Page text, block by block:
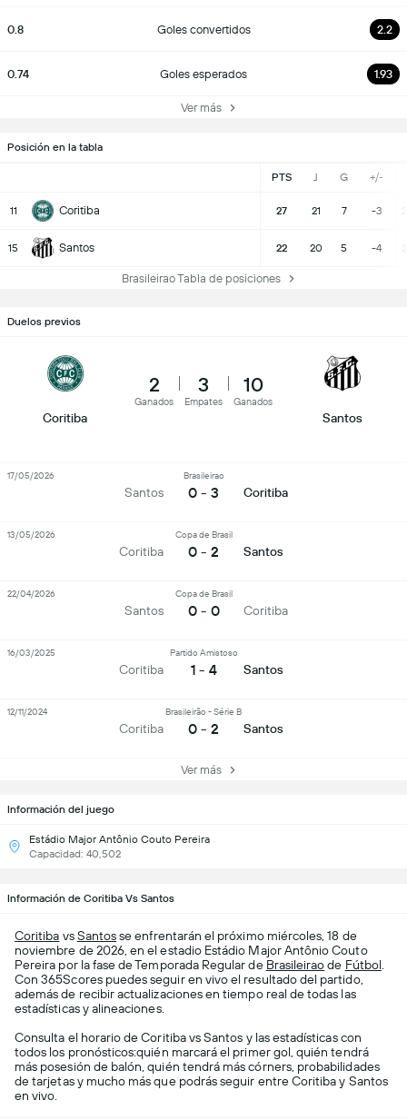
0.8 Goles convertidos 2.2
0.74 Goles esperados 1.93
Ver más
Posición en la tabla
PTS J G +/-
11 Coritiba 27 21 7 -3
15 Santos 22 20 5 -4
Brasileirao Tabla de posiciones
Información del juego
Estádio Major Antônio Couto Pereira
Capacidad: 40,502
Duelos previos
Coritiba
2
Ganados
3
Empates
10
Ganados
Santos
Santos
Brasileirao
0 - 3 Coritiba
17/05/2026
Coritiba
Copa de Brasil
0 - 2 Santos
13/05/2026
Santos
Copa de Brasil
0 - 0 Coritiba
22/04/2026
Coritiba
Partido Amistoso
1 - 4 Santos
16/03/2025
Coritiba
Brasileirão - Série B
0 - 2 Santos
12/11/2024
Ver más
Información de Coritiba Vs Santos
Coritiba vsSantosse enfrentarán el próximo miércoles, 18 de
noviembre de 2026, en el estadio Estádio Major Antônio Couto
Pereira por la fase de Temporada Regular de Brasileiraode Fútbol
Con 365Scores puedes seguir en vivo el resultado del partido,
además de recibir actualizaciones en tiempo real de todas las
estadísticas y alineaciones.
Consulta el horario de Coritiba vs Santos y las estadísticas con
todos los pronósticos:quién marcará el primer gol, quién tendrá
más posesión de balón, quién tendrá más córners, probabilidades
de tarjetas y mucho más que podrás seguir entre Coritiba y Santos
en vivo.